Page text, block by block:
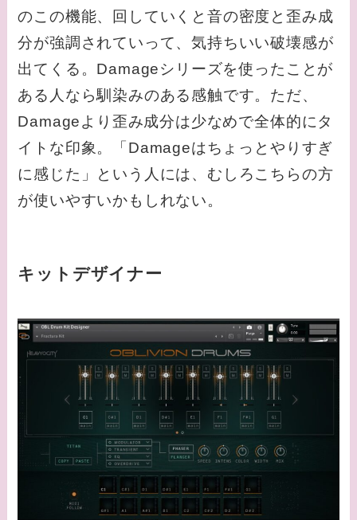
のこの機能、回していくと音の密度と歪み成
分が強調されていって、気持ちいい破壊感が
出てくる。Damageシリーズを使ったことが
ある人なら馴染みのある感触です。ただ、
Damageより歪み成分は少なめで全体的にタ
イトな印象。「Damageはちょっとやりすぎ
に感じた」という人には、むしろこちらの方
が使いやすいかもしれない。
キットデザイナー